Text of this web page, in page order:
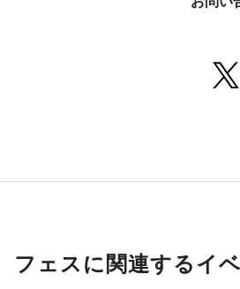
フェスに関連するイ